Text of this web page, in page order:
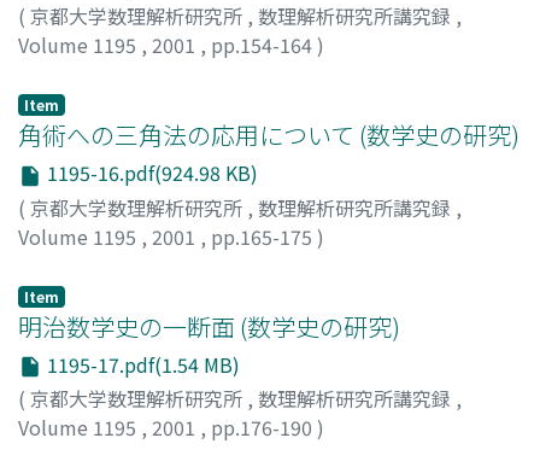
( 京都大学数理解析研究所 , 数理解析研究所講究録 ,
Volume 1195 , 2001 , pp.154-164)
Item
角術への三角法の応用について (数学史の研究)
1195-16.pdf(924.98 KB)
( 京都大学数理解析研究所 , 数理解析研究所講究録 ,
Volume 1195 , 2001 , pp.165-175 )
Item
明治数学史の一断面 (数学史の研究)
1195-17.pdf(1.54 MB)
( 京都大学数理解析研究所 , 数理解析研究所講究録 ,
Volume 1195 , 2001 , pp.176-190 )